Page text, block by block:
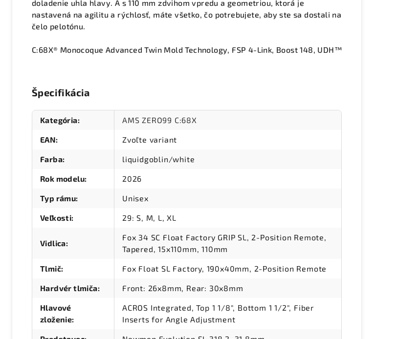
doladenie uhla hlavy. A s 110 mm zdvihom vpredu a geometriou, ktorá je
nastavená na agilitu a rýchlosť, máte všetko, čo potrebujete, aby ste sa dostali na
čelo pelotónu.
C:68X® Monocoque Advanced Twin Mold Technology, FSP 4-Link, Boost 148, UDH™
Špecifikácia
Kategória: AMS ZERO99 C:68X
EAN: Zvoľte variant
Farba: liquidgoblin/white
Rok modelu: 2026
Typ rámu: Unisex
Veľkosti: 29: S, M, L, XL
Vidlica:
Fox 34 SC Float Factory GRIP SL, 2-Position Remote,
Tapered, 15x110mm, 110mm
Tlmič: Fox Float SL Factory, 190x40mm, 2-Position Remote
Hardvér tlmiča: Front: 26x8mm, Rear: 30x8mm
Hlavové
zloženie:
ACROS Integrated, Top 1 1/8", Bottom 1 1/2", Fiber
Inserts for Angle Adjustment